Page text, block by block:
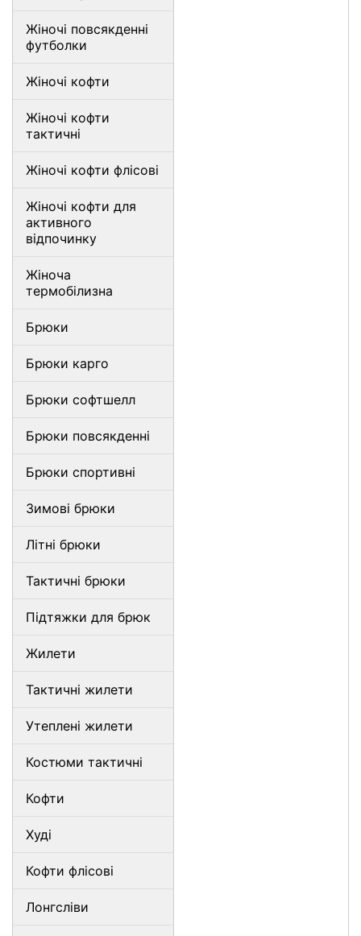
Жіночі повсякденні
футболки
Жіночі кофти
Жіночі кофти
тактичні
Жіночі кофти флісові
Жіночі кофти для
активного
відпочинку
Жіноча
термобілизна
Брюки
Брюки карго
Брюки софтшелл
Брюки повсякденні
Брюки спортивні
Зимові брюки
Літні брюки
Тактичні брюки
Підтяжки для брюк
Жилети
Тактичні жилети
Утеплені жилети
Костюми тактичні
Кофти
Худі
Кофти флісові
Лонгсліви